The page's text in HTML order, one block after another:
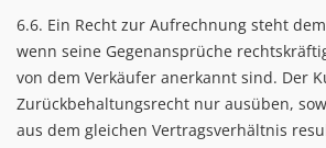
6.6. Ein Recht zur Aufrechnung steht
wenn seine Gegenansprüche
von dem Verkäufer anerkannt sind. Der
Zurückbehaltungsrecht nur ausüben,
aus dem gleichen Vertragsverhältnis